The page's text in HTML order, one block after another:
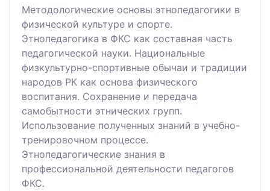
Методологические основы этнопедагогики в
физической культуре и спорте.
Этнопедагогика в ФКС как составная часть
педагогической науки. Национальные
физкультурно-спортивные обычаи и традиции
народов РК как основа физического
воспитания. Сохранение и передача
самобытности этнических групп.
Использование полученных знаний в учебно-
тренировочном процессе.
Этнопедагогические знания в
профессиональной деятельности педагогов
ФКС.